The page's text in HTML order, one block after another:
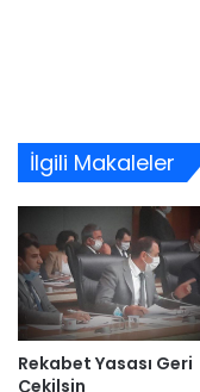
İlgili Makaleler
Rekabet Yasası Geri
Çekilsin